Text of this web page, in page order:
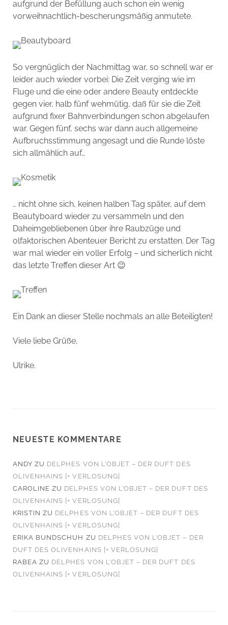
aufgrund der Befüllung auch schon ein wenig
vorweihnachtlich-bescherungsmäßig anmutete.
So vergnüglich der Nachmittag war, so schnell war er
leider auch wieder vorbei: Die Zeit verging wie im
Fluge und die eine oder andere Beauty entdeckte
gegen vier, halb fünf wehmütig, daß für sie die Zeit
aufgrund fixer Bahnverbindungen schon abgelaufen
war. Gegen fünf, sechs war dann auch allgemeine
Aufbruchsstimmung angesagt und die Runde löste
sich allmählich auf…
… nicht ohne sich, keinen halben Tag später, auf dem
Beautyboard wieder zu versammeln und den
Daheimgebliebenen über ihre Raubzüge und
olfaktorischen Abenteuer Bericht zu erstatten. Der Tag
war mal wieder ein voller Erfolg – und sicherlich nicht
das letzte Treffen dieser Art 😉
Ein Dank an dieser Stelle nochmals an alle Beteiligten!
Viele liebe Grüße,
Ulrike.
NEUESTE KOMMENTARE
ANDY ZU DELPHES VON L’OBJET – DER DUFT DES
OLIVENHAINS [+ VERLOSUNG]
CAROLINE ZU DELPHES VON L’OBJET – DER DUFT DES
OLIVENHAINS [+ VERLOSUNG]
KRISTIN ZU DELPHES VON L’OBJET – DER DUFT DES
OLIVENHAINS [+ VERLOSUNG]
ERIKA BUNDSCHUH ZU DELPHES VON L’OBJET – DER
DUFT DES OLIVENHAINS [+ VERLOSUNG]
RABEA ZU DELPHES VON L’OBJET – DER DUFT DES
OLIVENHAINS [+ VERLOSUNG]